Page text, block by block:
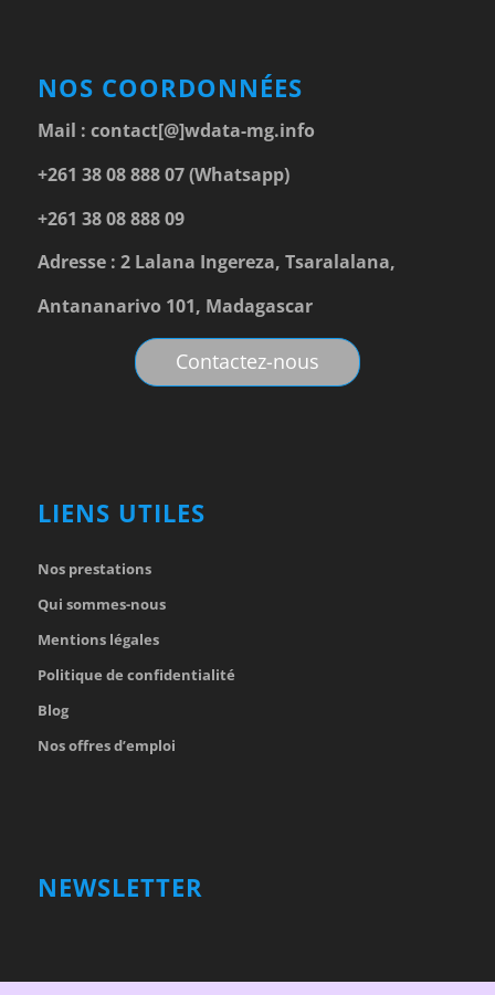
NOS COORDONNÉES
Mail : contact[@]wdata-mg.info
+261 38 08 888 07 (Whatsapp)
+261 38 08 888 09
Adresse : 2 Lalana Ingereza, Tsaralalana,
Antananarivo 101, Madagascar
Contactez-nous
LIENS UTILES
Nos prestations
Qui sommes-nous
Mentions légales
Politique de confidentialité
Blog
Nos offres d’emploi
NEWSLETTER
FirstVotre nom et prénom